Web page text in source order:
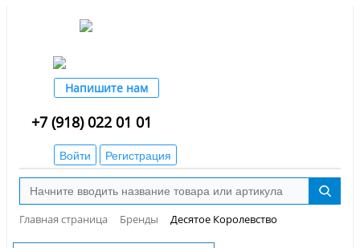
Напишите нам
+7 (918) 022 01 01
Войти Регистрация
Главная страница Бренды Десятое Королевство